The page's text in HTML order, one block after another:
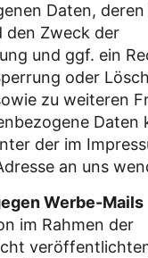
Daten,
den Zweck der
und ggf. ein
oder
zu weiteren
Daten
der im
an uns
Werbe-Mails
im Rahmen der